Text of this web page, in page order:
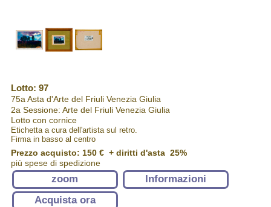
Lotto: 97
75a Asta d'Arte del Friuli Venezia Giulia
2a Sessione: Arte del Friuli Venezia Giulia
Lotto con cornice
Etichetta a cura dell'artista sul retro.
Firma in basso al centro
Prezzo acquisto: 150 €+ diritti d'asta 25%
più spese di spedizione
zoom
Informazioni
Acquista ora